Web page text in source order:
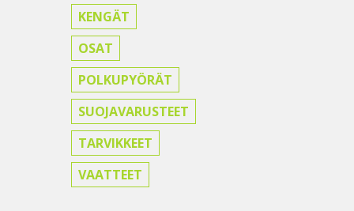
KENGÄT
OSAT
POLKUPYÖRÄT
SUOJAVARUSTEET
TARVIKKEET
VAATTEET